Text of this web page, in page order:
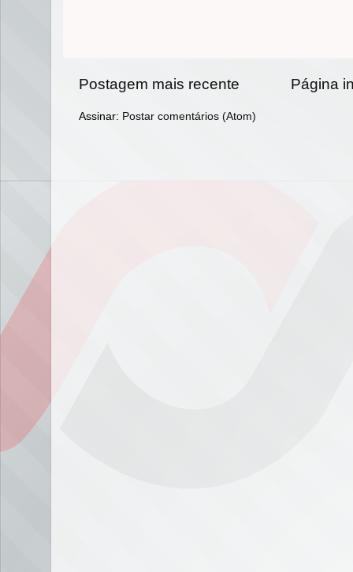
Postagem mais recente Página
Assinar: Postar comentários (Atom)